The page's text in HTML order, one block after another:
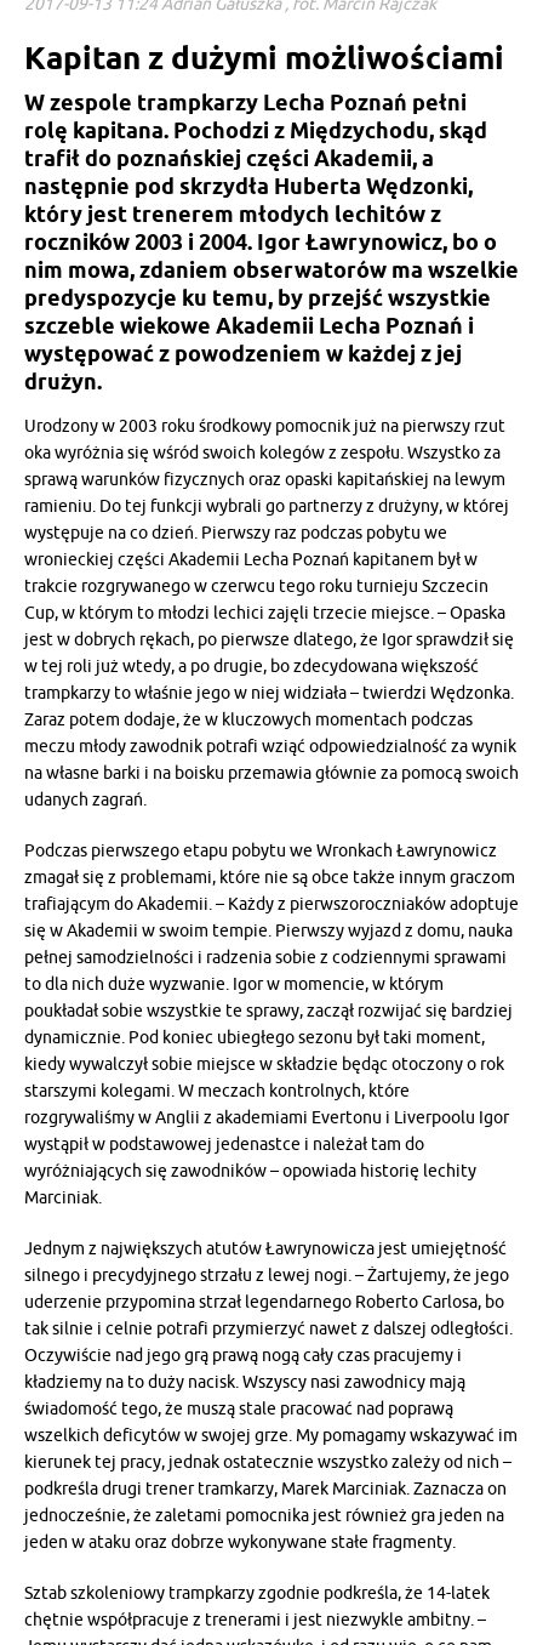
Kapitan z dużymi możliwościami
W zespole trampkarzy Lecha Poznań pełni
rolę kapitana. Pochodzi z Międzychodu, skąd
trafił do poznańskiej części Akademii, a
następnie pod skrzydła Huberta Wędzonki,
który jest trenerem młodych lechitów z
roczników 2003 i 2004. Igor Ławrynowicz, bo o
nim mowa, zdaniem obserwatorów ma wszelkie
predyspozycje ku temu, by przejść wszystkie
szczeble wiekowe Akademii Lecha Poznań i
występować z powodzeniem w każdej z jej
drużyn.
Urodzony w 2003 roku środkowy pomocnik już na pierwszy rzut
oka wyróżnia się wśród swoich kolegów z zespołu. Wszystko za
sprawą warunków fizycznych oraz opaski kapitańskiej na lewym
ramieniu. Do tej funkcji wybrali go partnerzy z drużyny, w której
występuje na co dzień. Pierwszy raz podczas pobytu we
wronieckiej części Akademii Lecha Poznań kapitanem był w
trakcie rozgrywanego w czerwcu tego roku turnieju Szczecin
Cup, w którym to młodzi lechici zajęli trzecie miejsce. – Opaska
jest w dobrych rękach, po pierwsze dlatego, że Igor sprawdził się
w tej roli już wtedy, a po drugie, bo zdecydowana większość
trampkarzy to właśnie jego w niej widziała – twierdzi Wędzonka.
Zaraz potem dodaje, że w kluczowych momentach podczas
meczu młody zawodnik potrafi wziąć odpowiedzialność za wynik
na własne barki i na boisku przemawia głównie za pomocą swoich
udanych zagrań.
Podczas pierwszego etapu pobytu we Wronkach Ławrynowicz
zmagał się z problemami, które nie są obce także innym graczom
trafiającym do Akademii. – Każdy z pierwszoroczniaków adoptuje
się w Akademii w swoim tempie. Pierwszy wyjazd z domu, nauka
pełnej samodzielności i radzenia sobie z codziennymi sprawami
to dla nich duże wyzwanie. Igor w momencie, w którym
poukładał sobie wszystkie te sprawy, zaczął rozwijać się bardziej
dynamicznie. Pod koniec ubiegłego sezonu był taki moment,
kiedy wywalczył sobie miejsce w składzie będąc otoczony o rok
starszymi kolegami. W meczach kontrolnych, które
rozgrywaliśmy w Anglii z akademiami Evertonu i Liverpoolu Igor
wystąpił w podstawowej jedenastce i należał tam do
wyróżniających się zawodników – opowiada historię lechity
Marciniak.
Jednym z największych atutów Ławrynowicza jest umiejętność
silnego i precydyjnego strzału z lewej nogi. – Żartujemy, że jego
uderzenie przypomina strzał legendarnego Roberto Carlosa, bo
tak silnie i celnie potrafi przymierzyć nawet z dalszej odległości.
Oczywiście nad jego grą prawą nogą cały czas pracujemy i
kładziemy na to duży nacisk. Wszyscy nasi zawodnicy mają
świadomość tego, że muszą stale pracować nad poprawą
wszelkich deficytów w swojej grze. My pomagamy wskazywać im
kierunek tej pracy, jednak ostatecznie wszystko zależy od nich –
podkreśla drugi trener tramkarzy, Marek Marciniak. Zaznacza on
jednocześnie, że zaletami pomocnika jest również gra jeden na
jeden w ataku oraz dobrze wykonywane stałe fragmenty.
Sztab szkoleniowy trampkarzy zgodnie podkreśla, że 14-latek
chętnie współpracuje z trenerami i jest niezwykle ambitny. –